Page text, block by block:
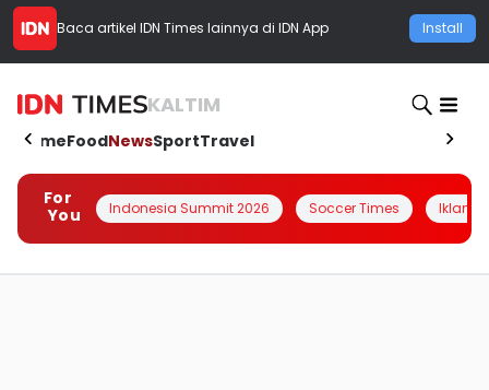
Baca artikel IDN Times lainnya di IDN App Install
KALTIM
HomeFoodNewsSportTravel
For
You
Indonesia Summit 2026 Soccer Times Iklanin